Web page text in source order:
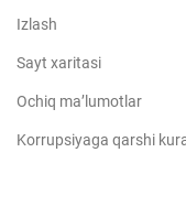
Izlash
Sayt xaritasi
Ochiq ma’lumotlar
Korrupsiyaga qarshi